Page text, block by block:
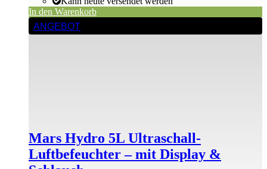
€272€272.
In den Warenkorb
ANGEBOT
Mars Hydro 5L Ultraschall-
Luftbefeuchter – mit Display &